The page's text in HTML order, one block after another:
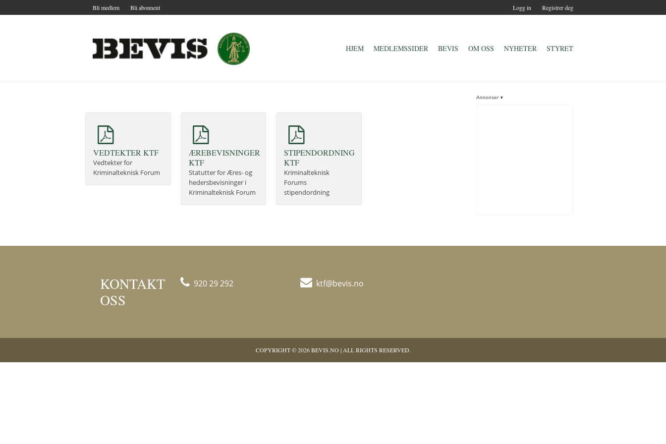
Bli medlem Bli abonnent Logg in Registrer deg
HJEM MEDLEMSSIDER BEVIS OM OSS NYHETER STYRET
VEDTEKTER KTF
Vedtekter for
Kriminalteknisk Forum
ÆREBEVISNINGER
KTF
Statutter for Æres- og
hedersbevisninger i
Kriminalteknisk Forum
STIPENDORDNING
KTF
Kriminalteknisk
Forums
stipendordning
Annonser ▾
KONTAKT
OSS
920 29 292 ktf@bevis.no
COPYRIGHT © 2026 BEVIS.NO | ALL RIGHTS RESERVED.